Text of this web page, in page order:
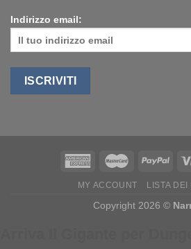
Indirizzo email:
MY ACCOUNT LISTA DEI
Copyright 2026 ©